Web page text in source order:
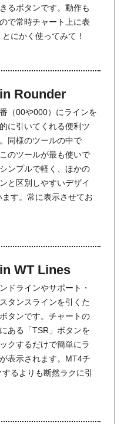
るボタンです。動作も
で常時チャート上に表
にかく使ってみて！
Rounder
（00や000）にラインを
に引いてくれる便利ツ
同様のツールの中で
のツールが最も使いで
ンプルで軽く、ほかの
と区別しやすいデザイ
す。常に表示させてお
WT Lines
ドラインやサポート・
タンスラインを引くた
タンです。チャートの
ある「TSR」ボタンを
クするだけで簡単にラ
表示されます。MT4チ
るよりも断然ラクに引